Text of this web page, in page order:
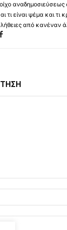
αναδημοσιεύσεως
τι είναι ψέμα και
από κανέναν